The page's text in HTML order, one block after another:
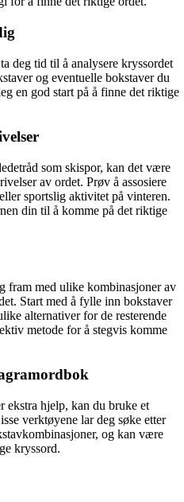
deg tid til å analysere kryssordet
og eventuelle bokstaver du
en god start på å finne det riktige
som skispor, kan det være
av ordet. Prøv å assosiere
sportslig aktivitet på vinteren.
din til å komme på det riktige
fram med ulike kombinasjoner av
Start med å fylle inn bokstaver
alternativer for de resterende
metode for å stegvis komme
ekstra hjelp, kan du bruke et
verktøyene lar deg søke etter
og kan være
kryssord.